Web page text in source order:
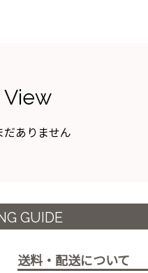
View
だありません
GUIDE
送料・配送について